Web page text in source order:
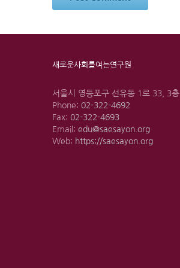
새로운사회를여는연구원
서울시 영등포구 선유동 1로 33, 3층
Phone: 02-322-4692
Fax: 02-322-4693
Email: edu@saesayon.org
Web: https://saesayon.org